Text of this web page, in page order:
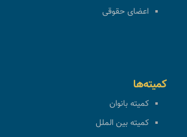
اعضای حقوقی
کمیته‌ها
کمیته بانوان
کمیته بین الملل